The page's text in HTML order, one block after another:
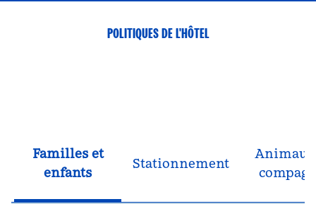
POLITIQUES DE L'HÔTEL
Familles et
enfants
Stationnement